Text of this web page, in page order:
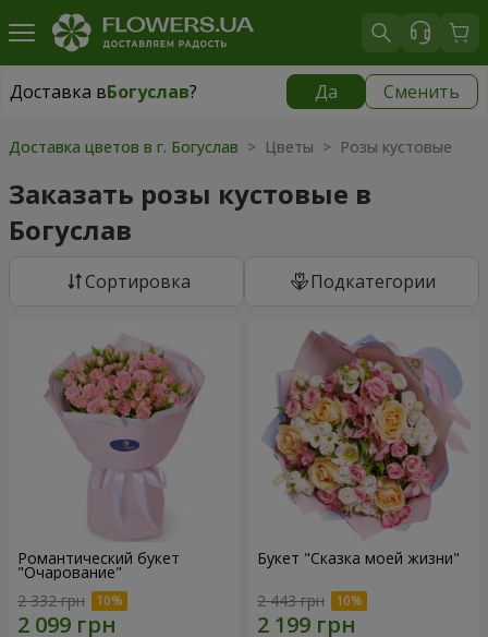
Доставка вБогуслав? Да Сменить
Доставка вБогуслав|
Доставка цветов в г. Богуслав > Цветы > Розы кустовые
Заказать розы кустовые в
Богуслав
Cортировка Подкатегории
Романтический букет
"Очарование"
2 332 грн
Букет "Сказка моей жизни"
2 443 грн